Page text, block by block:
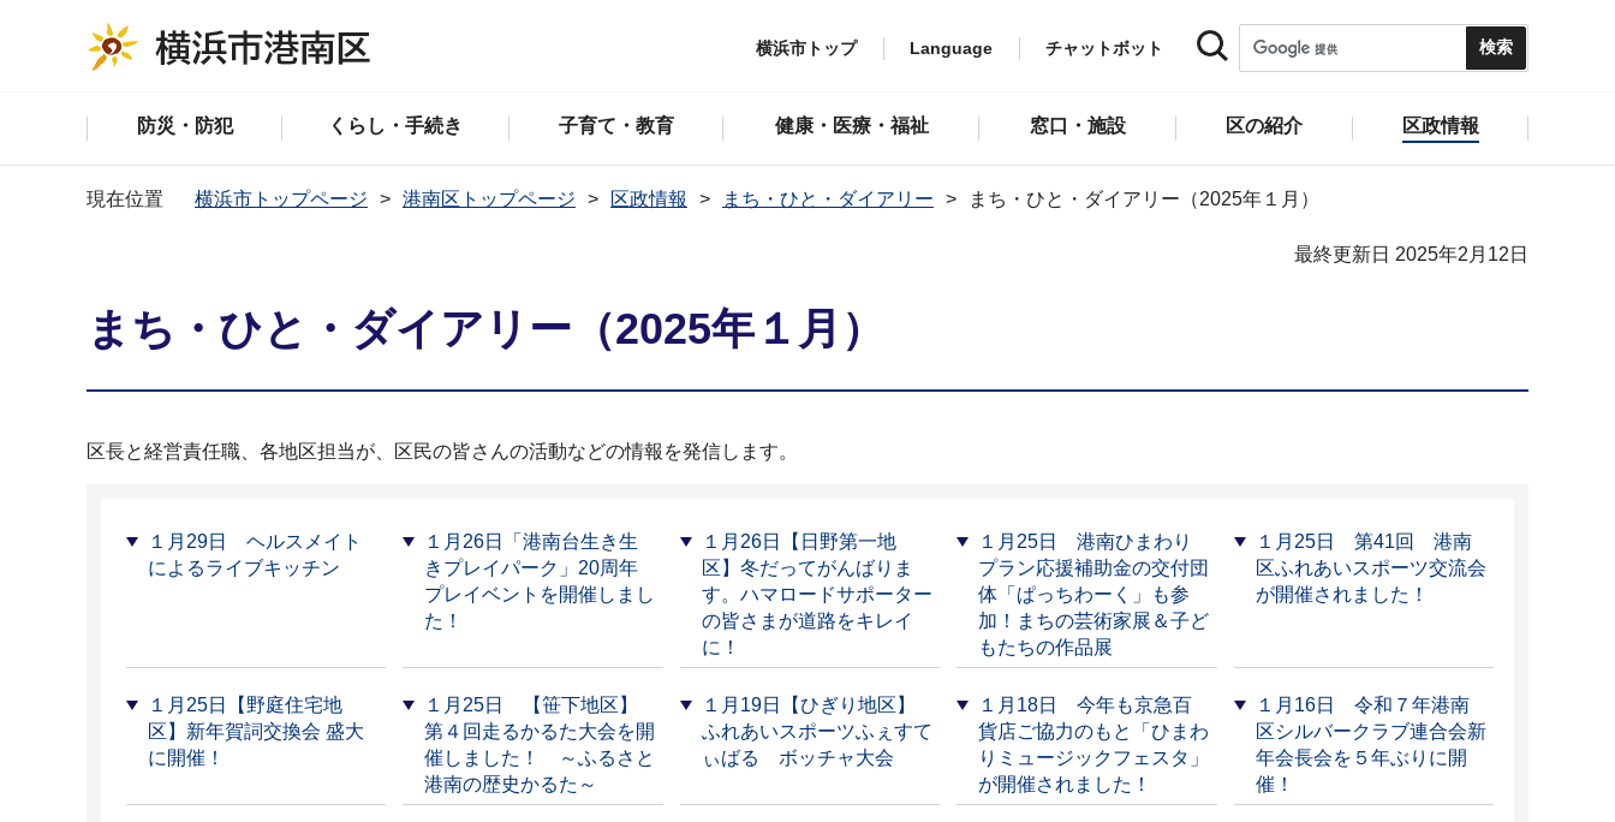
横浜市トップ Language チャットボット
防災・防犯 くらし・手続き 子育て・教育 健康・医療・福祉 窓口・施設 区の紹介 区政情報
現在位置 横浜市トップページ 港南区トップページ 区政情報 まち・ひと・ダイアリー まち・ひと・ダイアリー（2025年１月）
最終更新日 2025年2月12日
まち・ひと・ダイアリー（2025年１月）
区長と経営責任職、各地区担当が、区民の皆さんの活動などの情報を発信します。
１月29日 ヘルスメイト
によるライブキッチン
１月26日「港南台生き生
きプレイパーク」20周年
プレイベントを開催しまし
た！
１月26日【日野第一地
区】冬だってがんばりま
す。ハマロードサポーター
の皆さまが道路をキレイ
に！
１月25日 港南ひまわり
プラン応援補助金の交付団
体「ぱっちわーく」も参
加！まちの芸術家展＆子ど
もたちの作品展
１月25日 第41回 港南
区ふれあいスポーツ交流会
が開催されました！
１月25日【野庭住宅地
区】新年賀詞交換会 盛大
に開催！
１月25日 【笹下地区】
第４回走るかるた大会を開
催しました！ ～ふるさと
港南の歴史かるた～
１月19日【ひぎり地区】
ふれあいスポーツふぇすて
ぃばる ボッチャ大会
１月18日 今年も京急百
貨店ご協力のもと「ひまわ
りミュージックフェスタ」
が開催されました！
１月16日 令和７年港南
区シルバークラブ連合会新
年会長会を５年ぶりに開
催！